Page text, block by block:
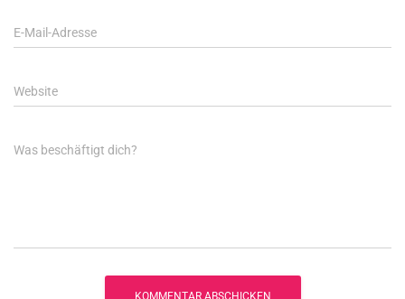
E-Mail-Adresse
Website
Was beschäftigt dich?